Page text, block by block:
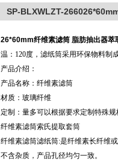
SP-BLXWLZT-
26*60mm纤维素滤筒 脂肪抽出器萃
温：120度，滤纸筒采用环保物料制
产品介绍：
产品名称：纤维素滤筒
材质：玻璃纤维
定制：量多可以根据要求定制特殊规
纤维素滤筒索氏提取套筒
纤维素滤筒滤纸筒:是纤维素长纤维
不含杂质，产品孔径均匀一致。